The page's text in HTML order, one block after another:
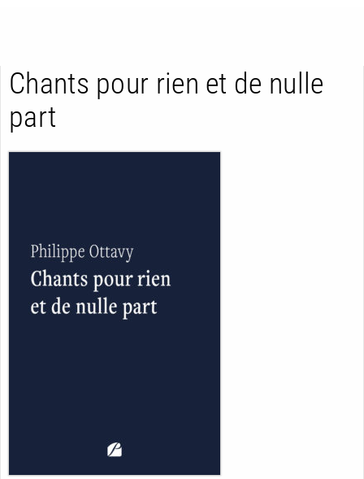
À PARAÎTRE
TOUT LE CATALOGUE
AVIS
RENCONTRE AVEC…
A LA UNE
REVUE DE PRESSE
Chants pour rien et de nulle
part